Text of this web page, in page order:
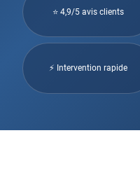
⭐ 4,9/5 avis clients
⚡ Intervention rapide